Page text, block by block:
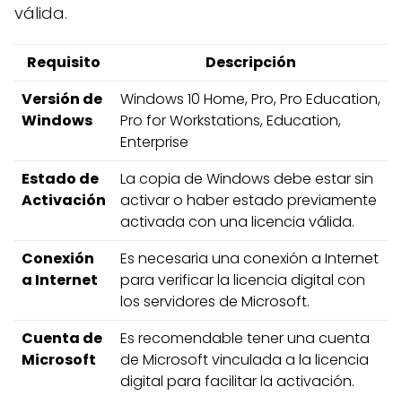
válida.
Requisito
Descripción
Versión de
Windows
Windows 10 Home, Pro, Pro Education,
Pro for Workstations, Education,
Enterprise
Estado de
Activación
La copia de Windows debe estar sin
activar o haber estado previamente
activada con una licencia válida.
Conexión
a Internet
Es necesaria una conexión a Internet
para verificar la licencia digital con
los servidores de Microsoft.
Cuenta de
Microsoft
Es recomendable tener una cuenta
de Microsoft vinculada a la licencia
digital para facilitar la activación.